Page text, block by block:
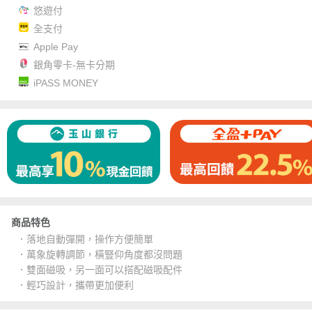
悠遊付
全支付
Apple Pay
銀角零卡-無卡分期
iPASS MONEY
商品特色
．落地自動彈開，操作方便簡單
．萬象旋轉調節，橫豎仰角度都沒問題
．雙面磁吸，另一面可以搭配磁吸配件
．輕巧設計，攜帶更加便利